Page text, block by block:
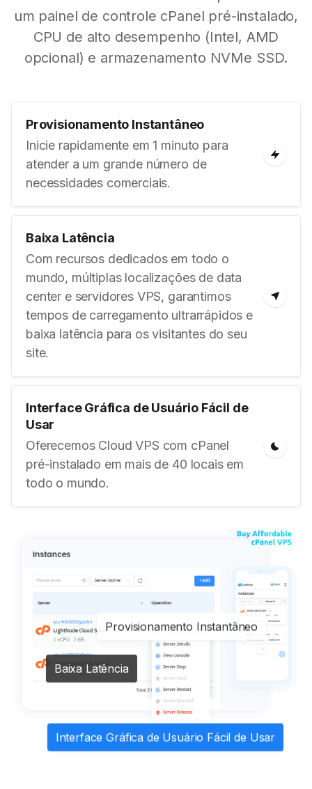
um painel de controle cPanel pré-instalado,
CPU de alto desempenho (Intel, AMD
opcional) e armazenamento NVMe SSD.
Provisionamento Instantâneo
Inicie rapidamente em 1 minuto para
atender a um grande número de
necessidades comerciais.
Baixa Latência
Com recursos dedicados em todo o
mundo, múltiplas localizações de data
center e servidores VPS, garantimos
tempos de carregamento ultrarrápidos e
baixa latência para os visitantes do seu
site.
Interface Gráfica de Usuário Fácil de
Usar
Oferecemos Cloud VPS com cPanel
pré-instalado em mais de 40 locais em
todo o mundo.
Provisionamento Instantâneo
Baixa Latência
Interface Gráfica de Usuário Fácil de Usar